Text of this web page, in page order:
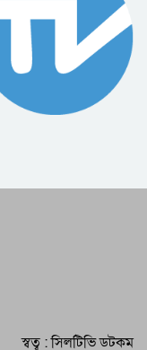
Cell Formed
Faced by
Repair Work to
Administrator
with 7kg of
Across
স্বত্ব : সিলটিভি ডটকম